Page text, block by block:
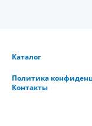
Каталог
Политика
Контакты